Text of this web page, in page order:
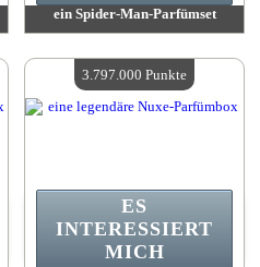
ein Spider-Man-Parfümset
Verfügbare Menge:4
ES
INTERESSIERT
MICH
3.797.000 Punkte